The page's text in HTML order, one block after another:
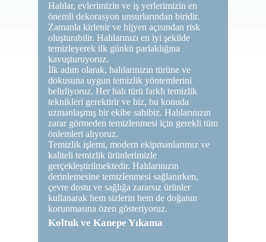
Halılar, evlerimizin ve iş yerlerimizin en
önemli dekorasyon unsurlarından biridir.
Zamanla kirlenir ve hijyen açısından risk
oluşturabilir. Halılarınızı en iyi şekilde
temizleyerek ilk günkü parlaklığına
kavuşturuyoruz.
İlk adım olarak, halılarınızın türüne ve
dokusuna uygun temizlik yöntemlerini
belirliyoruz. Her halı türü farklı temizlik
teknikleri gerektirir ve biz, bu konuda
uzmanlaşmış bir ekibe sahibiz. Halılarınızın
zarar görmeden temizlenmesi için gerekli tüm
önlemleri alıyoruz.
Temizlik işlemi, modern ekipmanlarımız ve
kaliteli temizlik ürünlerimizle
gerçekleştirilmektedir. Halılarınızın
derinlemesine temizlenmesi sağlanırken,
çevre dostu ve sağlığa zararsız ürünler
kullanarak hem sizlerin hem de doğanın
korunmasına özen gösteriyoruz.
Koltuk ve Kanepe Yıkama